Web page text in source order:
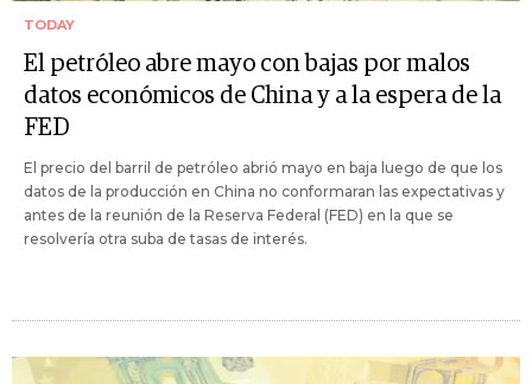
TODAY
El petróleo abre mayo con bajas por malos
datos económicos de China y a la espera de la
FED
El precio del barril de petróleo abrió mayo en baja luego de que los
datos de la producción en China no conformaran las expectativas y
antes de la reunión de la Reserva Federal (FED) en la que se
resolvería otra suba de tasas de interés.